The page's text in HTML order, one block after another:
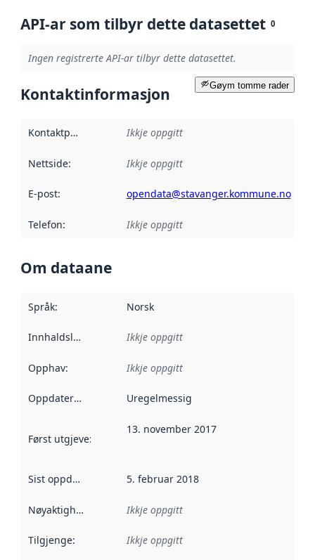
API-ar som tilbyr dette datasettet 0
Ingen registrerte API-ar tilbyr dette datasettet.
Gøym tomme rader
Kontaktinformasjon
Kontaktpunkt Ikkje oppgitt
Nettside: Ikkje oppgitt
E-post: opendata@stavanger.kommune.no
Telefon: Ikkje oppgitt
Om dataane
Språk: Norsk
Innhaldsleverandørar :
Ikkje oppgitt
Opphav: Ikkje oppgitt
Oppdateringsfrekvens :
Uregelmessig
Først utgjeve:
13. november 2017
Sist oppdatert 5. februar 2018
Nøyaktigheit Ikkje oppgitt
Tilgjenge: Ikkje oppgitt